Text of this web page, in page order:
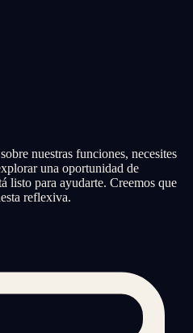
nuestras funciones, necesites
una oportunidad de
listo para ayudarte. Creemos que
reflexiva.